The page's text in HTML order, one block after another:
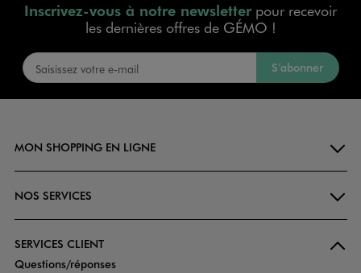
Inscrivez-vous à notre newsletterpour recevoir
les dernières offres de GÉMO !
S’abonner
MON SHOPPING EN LIGNE
NOS SERVICES
SERVICES CLIENT
Questions/réponses